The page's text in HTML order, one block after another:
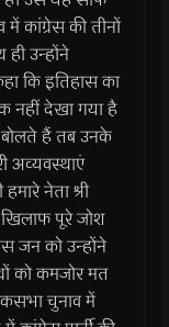
कांग्रेस की तीनों
ही उन्होंने
कि इतिहास का
नहीं देखा गया है
बोलते हैं तब उनके
अव्यवस्थाएं
नेता श्री
पूरे जोश
जन को उन्होंने
को कमजोर मत
चुनाव में